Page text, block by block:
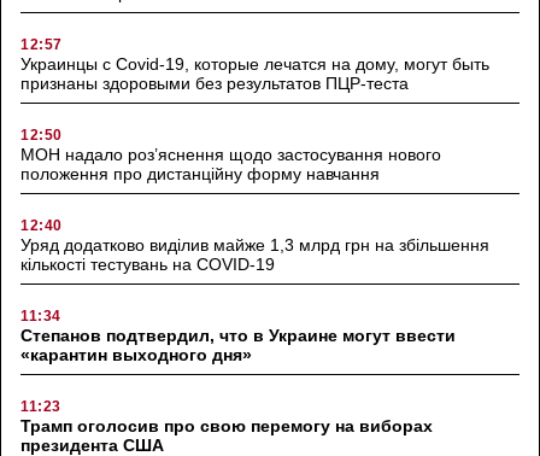
12:57
Украинцы с Covid-19, которые лечатся на дому, могут быть
признаны здоровыми без результатов ПЦР-теста
12:50
МОН надало роз’яснення щодо застосування нового
положення про дистанційну форму навчання
12:40
Уряд додатково виділив майже 1,3 млрд грн на збільшення
кількості тестувань на COVID-19
11:34
Степанов подтвердил, что в Украине могут ввести
«карантин выходного дня»
11:23
Трамп оголосив про свою перемогу на виборах
президента США